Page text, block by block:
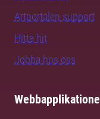
Artportalen support
Hitta hit
Jobba hos oss